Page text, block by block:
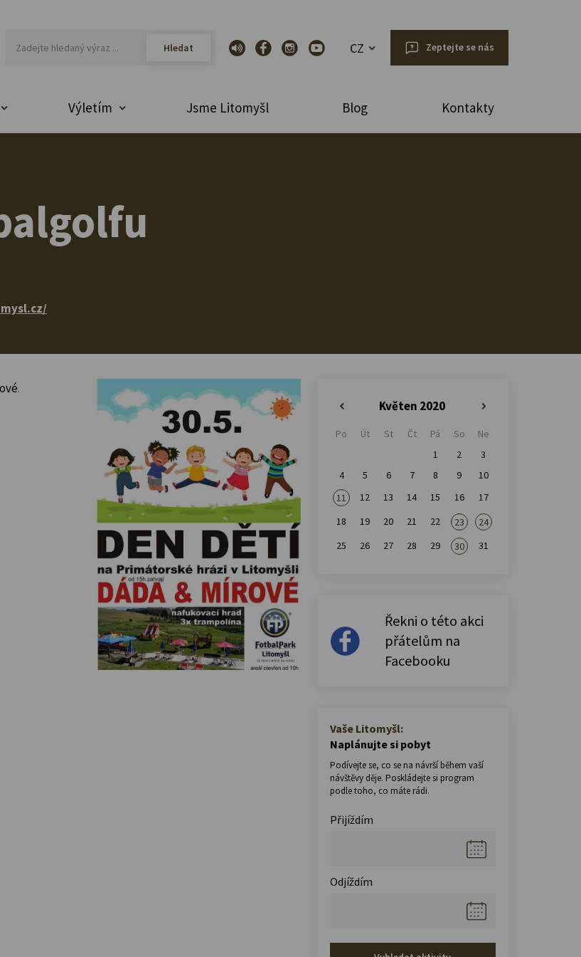
CZ Zeptejte se nás
Výletím Jsme Litomyšl Blog Kontakty
Květen 2020
Po Út St Čt Pá So
Ne
1
2
3
4
5 6 7 8 9
10
11
12 13 14 15 16
17
18
19 20 21 22 23
24
25
26 27 28 29 30 31
Řekni o této akci
přátelům na
Facebooku
Vaše Litomyšl:
Naplánujte si pobyt
Podívejte se, co se na návrší během vaší
návštěvy děje. Poskládejte si program
podle toho, co máte rádi.
Přijíždím
Odjíždím